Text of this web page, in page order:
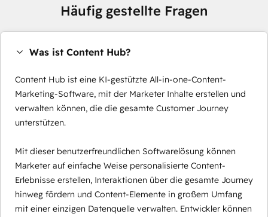
Häufig gestellte Fragen
Was ist Content Hub?
Content Hub ist eine KI-gestützte All-in-one-Content-
Marketing-Software, mit der Marketer Inhalte erstellen und
verwalten können, die die gesamte Customer Journey
unterstützen.
Mit dieser benutzerfreundlichen Softwarelösung können
Marketer auf einfache Weise personalisierte Content-
Erlebnisse erstellen, Interaktionen über die gesamte Journey
hinweg fördern und Content-Elemente in großem Umfang
mit einer einzigen Datenquelle verwalten. Entwickler können